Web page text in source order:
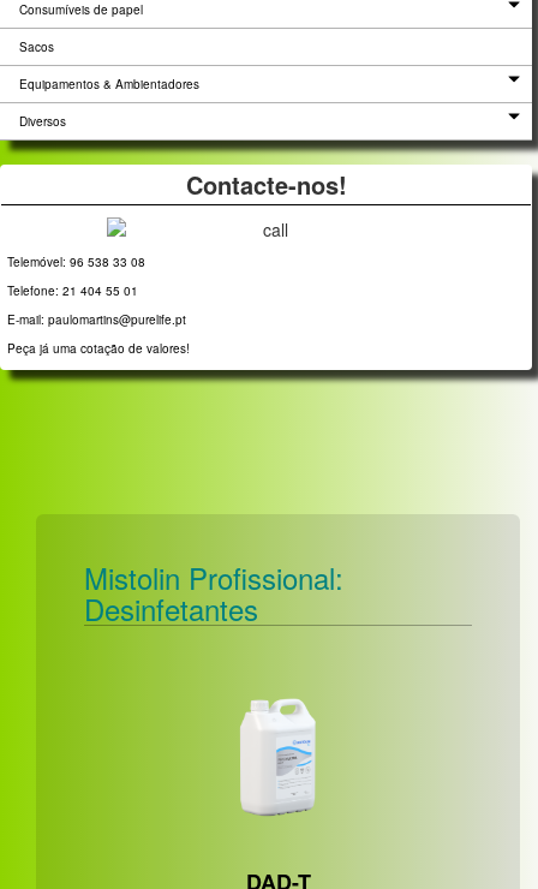
Consumíveis de papel
Sacos
Equipamentos & Ambientadores
Diversos
Contacte-nos!
Telemóvel: 96 538 33 08
Telefone: 21 404 55 01
E-mail: paulomartins@purelife.pt
Peça já uma cotação de valores!
Mistolin Profissional:
Desinfetantes
DAD-T